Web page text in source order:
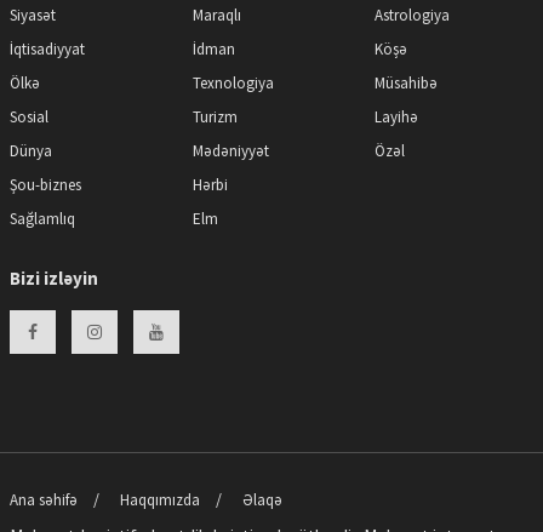
Siyasət
İqtisadiyyat
Ölkə
Sosial
Dünya
Şou-biznes
Sağlamlıq
Maraqlı
İdman
Texnologiya
Turizm
Mədəniyyət
Hərbi
Elm
Astrologiya
Köşə
Müsahibə
Layihə
Özəl
Bizi izləyin
Ana səhifə Haqqımızda Əlaqə